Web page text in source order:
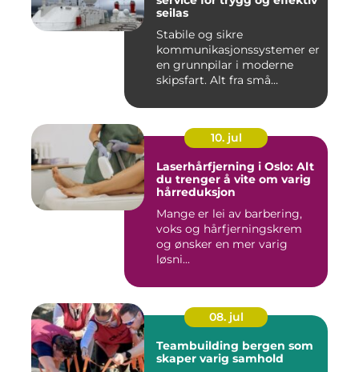
seilas
Stabile og sikre
kommunikasjonssystemer er
en grunnpilar i moderne
skipsfart. Alt fra små
10. jul
Laserhårfjerning i Oslo: Alt
du trenger å vite om varig
hårreduksjon
Mange er lei av barbering,
voks og hårfjerningskrem
og ønsker en mer varig
løsni...
08. jul
Teambuilding bergen som
skaper varig samhold